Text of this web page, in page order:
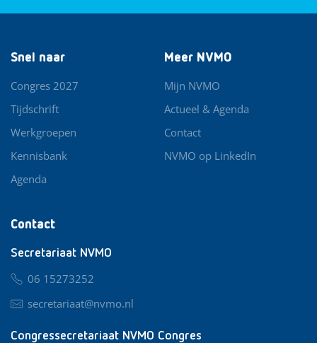
Contact
Secretariaat NVMO
06 15273252
secretariaat@nvmo.nl
Congressecretariaat NVMO Congres
Snel naar
Congres 2027
Tijdschrift
Werkgroepen
Kennisbank
Agenda
Meer NVMO
Mijn NVMO
Actueel & Agenda
Contact
NVMO op LinkedIn